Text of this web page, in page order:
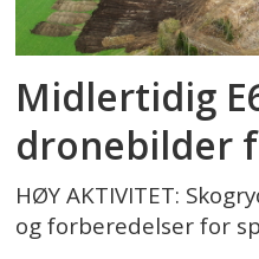
Midlertidig
dronebilder
HØY AKTIVITET:
og forberedelser for